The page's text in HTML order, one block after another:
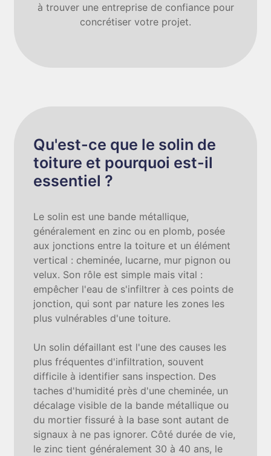
à trouver une entreprise de confiance pour
concrétiser votre projet.
Qu'est-ce que le solin de
toiture et pourquoi est-il
essentiel ?
Le solin est une bande métallique,
généralement en zinc ou en plomb, posée
aux jonctions entre la toiture et un élément
vertical : cheminée, lucarne, mur pignon ou
velux. Son rôle est simple mais vital :
empêcher l'eau de s'infiltrer à ces points de
jonction, qui sont par nature les zones les
plus vulnérables d'une toiture.
Un solin défaillant est l'une des causes les
plus fréquentes d'infiltration, souvent
difficile à identifier sans inspection. Des
taches d'humidité près d'une cheminée, un
décalage visible de la bande métallique ou
du mortier fissuré à la base sont autant de
signaux à ne pas ignorer. Côté durée de vie,
le zinc tient généralement 30 à 40 ans, le